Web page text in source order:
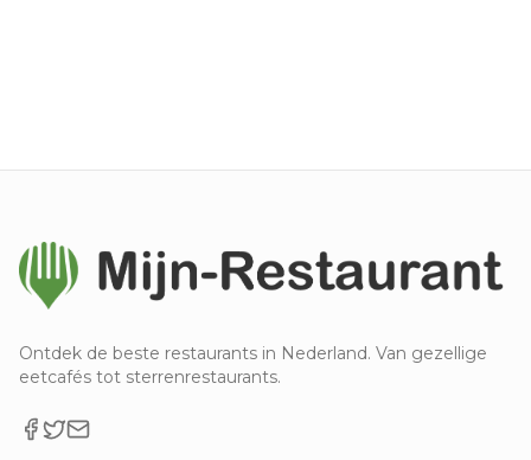
Ontdek de beste restaurants in Nederland. Van gezellige
eetcafés tot sterrenrestaurants.